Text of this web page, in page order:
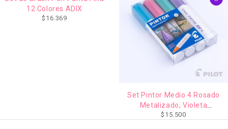
12 Colores ADIX
$ 16.369
Set Pintor Medio 4 Rosado
Metalizado, Violeta
Metalizado, Azul Metalizado,
$ 15.500